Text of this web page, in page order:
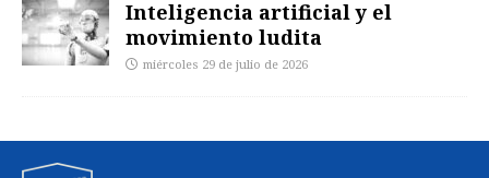
Inteligencia artificial y el
movimiento ludita
miércoles 29 de julio de 2026